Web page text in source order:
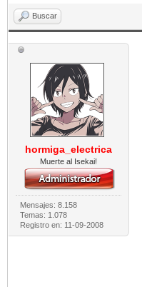
Buscar
hormiga_electrica
Muerte al Isekai!
Mensajes: 8.158
Temas: 1.078
Registro en: 11-09-2008